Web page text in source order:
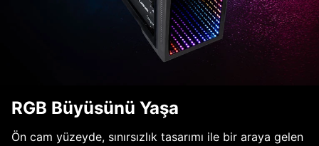
RGB Büyüsünü Yaşa
Ön cam yüzeyde, sınırsızlık tasarımı ile bir araya gelen